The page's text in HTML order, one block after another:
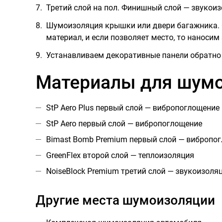
Третий слой на пол. Финишный слой —
Шумоизоляция крышки или двери
материал, и если позволяет место, то
Устанавливаем декоративные панели
Материалы для
StP Aero Plus первый слой — вибропоглощение
StP Aero первый слой — вибропоглощение
Bimast Bomb Premium первый слой —
GreenFlex второй слой — теплоизоляция
NoiseBlock Premium третий слой —
Другие места шумоизоляции